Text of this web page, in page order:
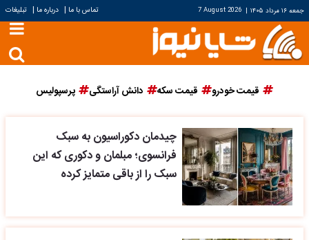
جمعه ۱۶ مرداد ۱۴۰۵ |
7 August 2026 تماس با ما | درباره ما | تبلیغات
قیمت خودرو قیمت سکه دانش آراستگی پرسپولیس
چیدمان دکوراسیون به سبک
فرانسوی؛ مبلمان و دکوری که این
سبک را از باقی متمایز کرده